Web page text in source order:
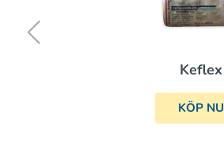
Keflex
KÖP NU